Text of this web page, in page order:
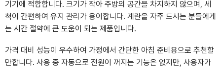
기기에 적합합니다. 크기가 작아 주방의 공간을 차지하지 않으며, 세
척이 간편하여 유지 관리가 용이합니다. 계란을 자주 드시는 분들에게
는 시간 절약에 큰 도움이 되는 제품입니다.
가격 대비 성능이 우수하여 가정에서 간단한 아침 준비용으로 추천할
만합니다. 사용 중 자동으로 전원이 꺼지는 기능은 없지만, 사용자가